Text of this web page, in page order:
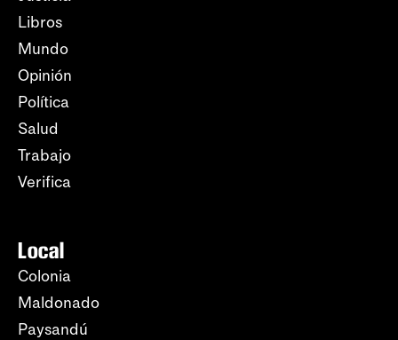
Libros
Mundo
Opinión
Política
Salud
Trabajo
Verifica
Local
Colonia
Maldonado
Paysandú